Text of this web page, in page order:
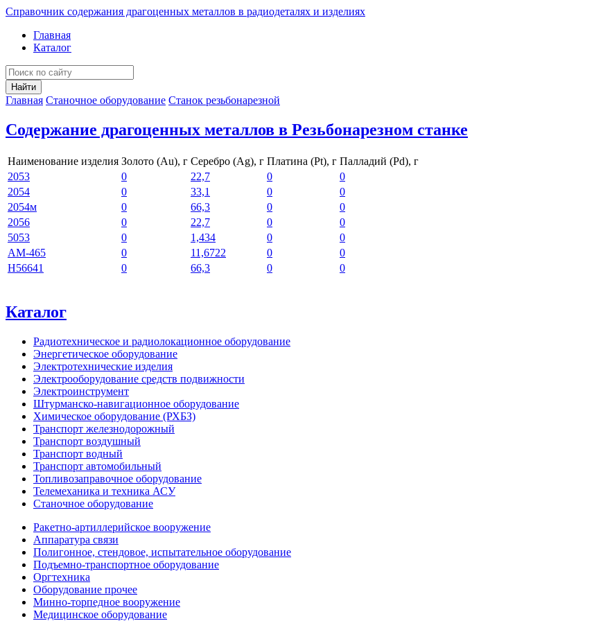
Справочник содержания драгоценных металлов в радиодеталях и изделиях
Главная
Каталог
Найти
Главная Станочное оборудование Станок резьбонарезной
Содержание драгоценных металлов в Резьбонарезном станке
Наименование изделия Золото (Au), г Серебро (Ag), г Платина (Pt), г Палладий (Pd), г
2053
0 22,7 0
0
2054
0 33,1 0
0
2054м
0 66,3 0
0
2056
0 22,7 0
0
5053
0 1,434 0
0
АМ-465
0 11,6722 0
0
Н56641
0 66,3 0 0
Каталог
Радиотехническое и радиолокационное оборудование
Энергетическое оборудование
Электротехнические изделия
Электрооборудование средств подвижности
Электроинструмент
Штурманско-навигационное оборудование
Химическое оборудование (РХБЗ)
Транспорт железнодорожный
Транспорт воздушный
Транспорт водный
Транспорт автомобильный
Топливозаправочное оборудование
Телемеханика и техника АСУ
Станочное оборудование
Ракетно-артиллерийское вооружение
Аппаратура связи
Полигонное, стендовое, испытательное оборудование
Подъемно-транспортное оборудование
Оргтехника
Оборудование прочее
Минно-торпедное вооружение
Медицинское оборудование